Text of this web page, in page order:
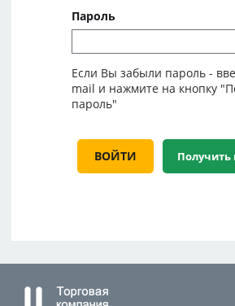
Пароль
Если Вы забыли пароль -
mail и нажмите на кнопку
пароль"